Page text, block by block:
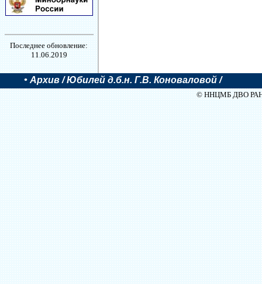
Последнее обновление:
11.06.2019
• Архив / Юбилей д.б.н. Г.В. Коноваловой /
© ННЦМБ ДВО РАН,